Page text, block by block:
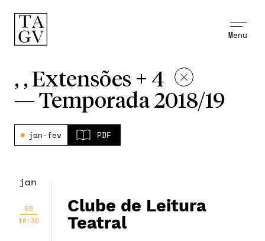
Menu
, , Extensões + 4
— Temporada 2018/19
jan-fev PDF
jan
08
18:30
Clube de Leitura
Teatral